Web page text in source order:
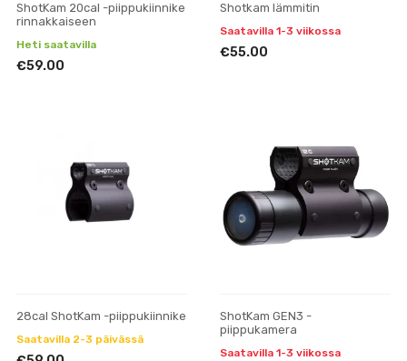
ShotKam 20cal -piippukiinnike
rinnakkaiseen
Heti saatavilla
€59.00
Shotkam lämmitin
Saatavilla 1-3 viikossa
€55.00
28cal ShotKam -piippukiinnike
Saatavilla 2-3 päivässä
ShotKam GEN3 -
piippukamera
Saatavilla 1-3 viikossa